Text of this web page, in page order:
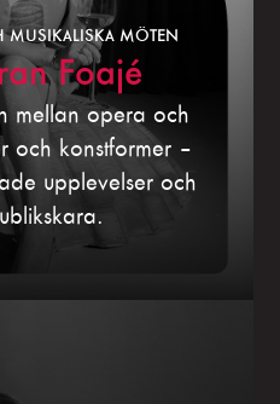
MUSIKALISKA MÖTEN
Foajé
mellan opera och
och konstformer –
upplevelser och